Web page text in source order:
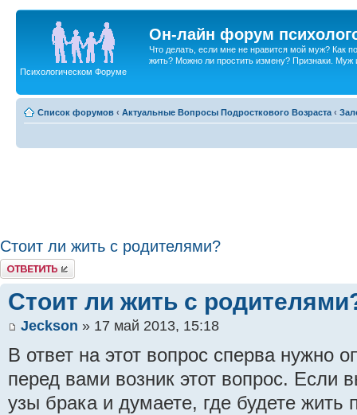
Он-лайн форум
Что делать, если мне не нравится мой муж? Как
жить? Можно ли простить измену? Признаки. Муж
Психологическом Форуме
Список форумов ‹ Актуальные Вопросы Подросткового Возраста ‹
Стоит ли жить с родителями?
Ответить
Стоит ли жить с
Jeckson » 17 май 2013, 15:18
В ответ на этот вопрос сперва нужно
перед вами возник этот вопрос. Если
узы брака и думаете, где будете жить